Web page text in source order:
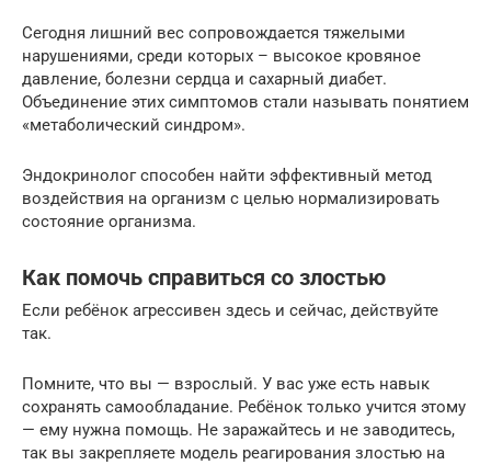
Сегодня лишний вес сопровождается тяжелыми
нарушениями, среди которых – высокое кровяное
давление, болезни сердца и сахарный диабет.
Объединение этих симптомов стали называть понятием
«метаболический синдром».
Эндокринолог способен найти эффективный метод
воздействия на организм с целью нормализировать
состояние организма.
Как помочь справиться со злостью
Если ребёнок агрессивен здесь и сейчас, действуйте
так.
‍Помните, что вы — взрослый. У вас уже есть навык
сохранять самообладание. Ребёнок только учится этому
— ему нужна помощь. Не заражайтесь и не заводитесь,
так вы закрепляете модель реагирования злостью на